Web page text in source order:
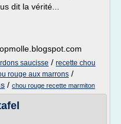
dit la vérité...
saucisse / recette chou
rouge aux marrons /
/ chou rouge recette marmiton